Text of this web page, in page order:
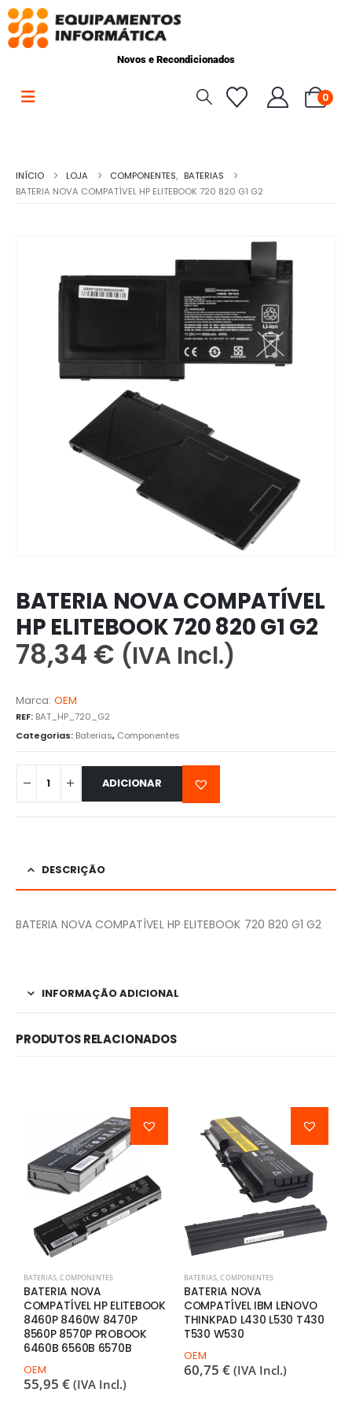
Novos e Recondicionados
0
INÍCIO LOJA COMPONENTES, BATERIAS
BATERIA NOVA COMPATÍVEL HP ELITEBOOK 720 820 G1 G2
BATERIA NOVA COMPATÍVEL
HP ELITEBOOK 720 820 G1 G2
78,34 € (IVA Incl.)
Marca: OEM
REF: BAT_HP_720_G2
Categorias: Baterias, Componentes
ADICIONAR
DESCRIÇÃO
BATERIA NOVA COMPATÍVEL HP ELITEBOOK 720 820 G1 G2
INFORMAÇÃO ADICIONAL
PRODUTOS RELACIONADOS
BATERIAS,COMPONENTES
BATERIA NOVA
COMPATÍVEL HP ELITEBOOK
8460P 8460W 8470P
8560P 8570P PROBOOK
6460B 6560B 6570B
OEM
55,95 € (IVA Incl.)
BATERIAS,COMPONENTES
BATERIA NOVA
COMPATÍVEL IBM LENOVO
THINKPAD L430 L530 T430
T530 W530
OEM
60,75 € (IVA Incl.)